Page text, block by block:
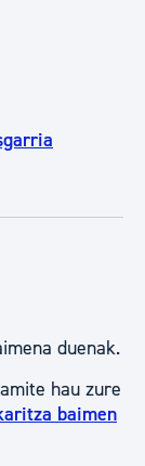
duenak.
hau zure
baimen